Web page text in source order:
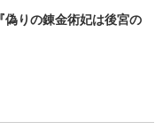
りの錬金術妃は後宮の